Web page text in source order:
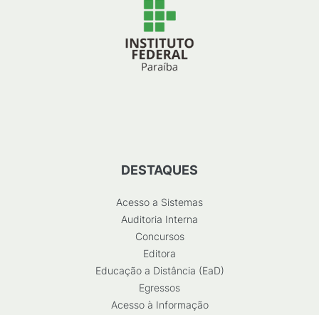
DESTAQUES
Acesso a Sistemas
Auditoria Interna
Concursos
Editora
Educação a Distância (EaD)
Egressos
Acesso à Informação